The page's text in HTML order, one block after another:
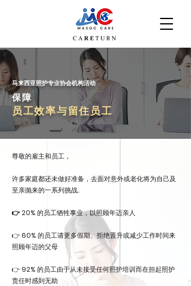
马来西亚照护专业协会机构活动
保障
​员工效率与留住员工
尊敬的雇主和员工，
许多家庭都还未做好准备，去面对意外或老化将为自己及
至亲抛来的一系列挑战...
👉 20%的员工牺牲事业，以照顾年迈亲人
👉 60%的员工请更多假期、拒绝晋升或减少工作时间来
照顾年迈的父母
👉 92%的员工由于从未接受任何照护培训而在担起照护
责任时感到无助